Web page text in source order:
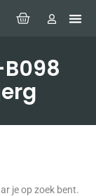
je op zoek bent.